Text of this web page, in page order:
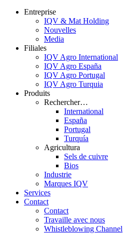
Entreprise
IQV & Mat Holding
Nouvelles
Media
Filiales
IQV Agro International
IQV Agro España
IQV Agro Portugal
IQV Agro Turquia
Produits
Rechercher…
International
España
Portugal
Turquía
Agricultura
Sels de cuivre
Bios
Industrie
Marques IQV
Services
Contact
Contact
Travaille avec nous
Whistleblowing Channel